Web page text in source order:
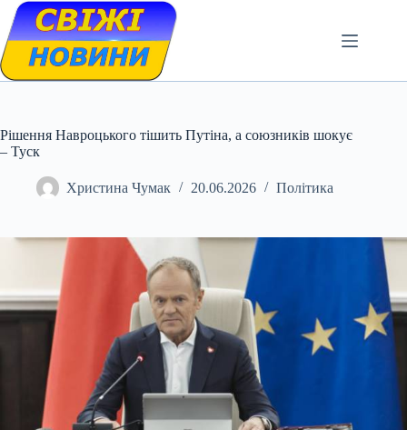
Skip
content
Рішення Навроцького тішить Путіна, а союзників шокує
– Туск
Христина Чумак 20.06.2026 Політика